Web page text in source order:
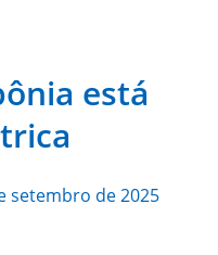
está
setembro de 2025